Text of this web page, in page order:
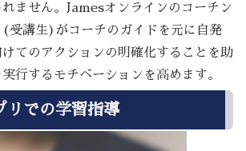
ません。Jamesオンラインのコーチン
(受講生)がコーチのガイドを元に自発
てのアクションの明確化することを助
行するモチベーションを高めます。
での学習指導